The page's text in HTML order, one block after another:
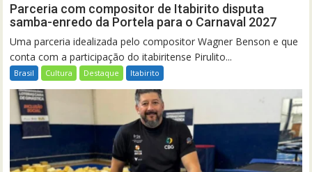
Parceria com compositor de Itabirito disputa
samba-enredo da Portela para o Carnaval 2027
Uma parceria idealizada pelo compositor Wagner Benson e que
conta com a participação do itabiritense Pirulito...
Brasil Cultura Destaque Itabirito